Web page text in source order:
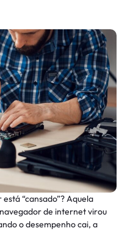
“cansado”? Aquela
de internet virou
o desempenho cai, a